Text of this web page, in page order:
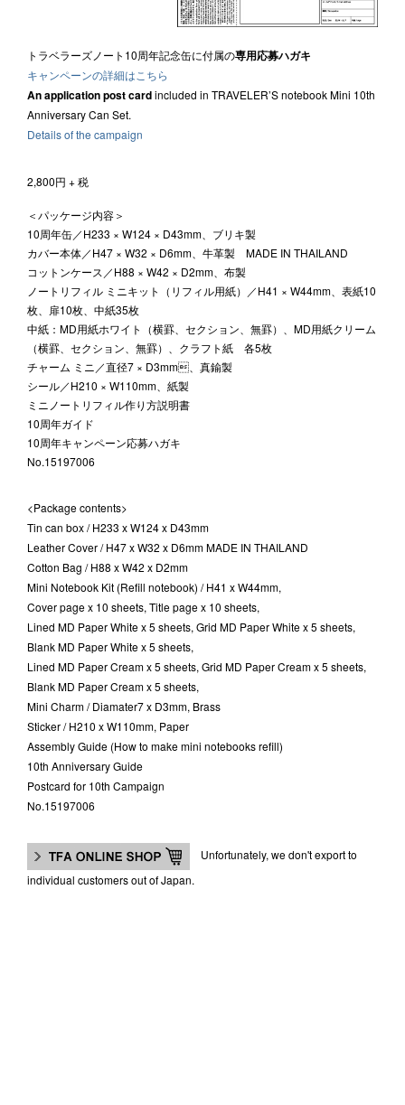
トラベラーズノート10周年記念缶に付属の専用応募ハガキ
キャンペーンの詳細はこちら
An application post cardincluded in TRAVELER’S notebook Mini 10th
Anniversary Can Set.
Details of the campaign
2,800円 + 税
＜パッケージ内容＞
10周年缶／H233 × W124 × D43mm、ブリキ製
カバー本体／H47 × W32 × D6mm、牛革製 MADE IN THAILAND
コットンケース／H88 × W42 × D2mm、布製
ノートリフィル ミニキット（リフィル用紙）／H41 × W44mm、表紙10
枚、扉10枚、中紙35枚
中紙：MD用紙ホワイト（横罫、セクション、無罫）、MD用紙クリーム
（横罫、セクション、無罫）、クラフト紙 各5枚
チャーム ミニ／直径7 × D3mm、真鍮製
シール／H210 × W110mm、紙製
ミニノートリフィル作り方説明書
10周年ガイド
10周年キャンペーン応募ハガキ
No.15197006
<Package contents>
Tin can box / H233 x W124 x D43mm
Leather Cover / H47 x W32 x D6mm MADE IN THAILAND
Cotton Bag / H88 x W42 x D2mm
Mini Notebook Kit (Refill notebook) / H41 x W44mm,
Cover page x 10 sheets, Title page x 10 sheets,
Lined MD Paper White x 5 sheets, Grid MD Paper White x 5 sheets,
Blank MD Paper White x 5 sheets,
Lined MD Paper Cream x 5 sheets, Grid MD Paper Cream x 5 sheets,
Blank MD Paper Cream x 5 sheets,
Mini Charm / Diamater7 x D3mm, Brass
Sticker / H210 x W110mm, Paper
Assembly Guide (How to make mini notebooks refill)
10th Anniversary Guide
Postcard for 10th Campaign
No.15197006
Unfortunately, we don't export to
individual customers out of Japan.